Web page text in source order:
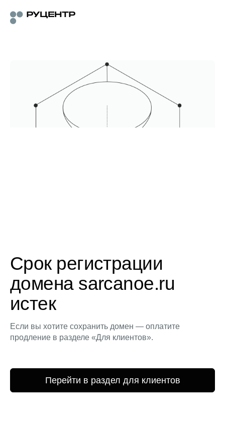
Срок регистрации
домена sarcanoe.ru
истек
Если вы хотите сохранить домен — оплатите
продление в разделе «Для клиентов».
Перейти в раздел для клиентов